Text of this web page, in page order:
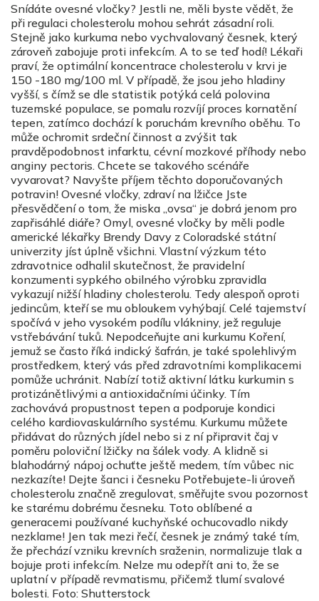
Snídáte ovesné vločky? Jestli ne, měli byste vědět, že
při regulaci cholesterolu mohou sehrát zásadní roli.
Stejně jako kurkuma nebo vychvalovaný česnek, který
zároveň zabojuje proti infekcím. A to se teď hodí! Lékaři
praví, že optimální koncentrace cholesterolu v krvi je
150 -180 mg/100 ml. V případě, že jsou jeho hladiny
vyšší, s čímž se dle statistik potýká celá polovina
tuzemské populace, se pomalu rozvíjí proces kornatění
tepen, zatímco dochází k poruchám krevního oběhu. To
může ochromit srdeční činnost a zvýšit tak
pravděpodobnost infarktu, cévní mozkové příhody nebo
anginy pectoris. Chcete se takového scénáře
vyvarovat? Navyšte příjem těchto doporučovaných
potravin! Ovesné vločky, zdraví na lžičce Jste
přesvědčení o tom, že miska „ovsa“ je dobrá jenom pro
zapřisáhlé diáře? Omyl, ovesné vločky by měli podle
americké lékařky Brendy Davy z Coloradské státní
univerzity jíst úplně všichni. Vlastní výzkum této
zdravotnice odhalil skutečnost, že pravidelní
konzumenti sypkého obilného výrobku zpravidla
vykazují nižší hladiny cholesterolu. Tedy alespoň oproti
jedincům, kteří se mu obloukem vyhýbají. Celé tajemství
spočívá v jeho vysokém podílu vlákniny, jež reguluje
vstřebávání tuků. Nepodceňujte ani kurkumu Koření,
jemuž se často říká indický šafrán, je také spolehlivým
prostředkem, který vás před zdravotními komplikacemi
pomůže uchránit. Nabízí totiž aktivní látku kurkumin s
protizánětlivými a antioxidačními účinky. Tím
zachovává propustnost tepen a podporuje kondici
celého kardiovaskulárního systému. Kurkumu můžete
přidávat do různých jídel nebo si z ní připravit čaj v
poměru poloviční lžičky na šálek vody. A klidně si
blahodárný nápoj ochuťte ještě medem, tím vůbec nic
nezkazíte! Dejte šanci i česneku Potřebujete-li úroveň
cholesterolu značně zregulovat, směřujte svou pozornost
ke starému dobrému česneku. Toto oblíbené a
generacemi používané kuchyňské ochucovadlo nikdy
nezklame! Jen tak mezi řečí, česnek je známý také tím,
že přechází vzniku krevních sraženin, normalizuje tlak a
bojuje proti infekcím. Nelze mu odepřít ani to, že se
uplatní v případě revmatismu, přičemž tlumí svalové
bolesti. Foto: Shutterstock